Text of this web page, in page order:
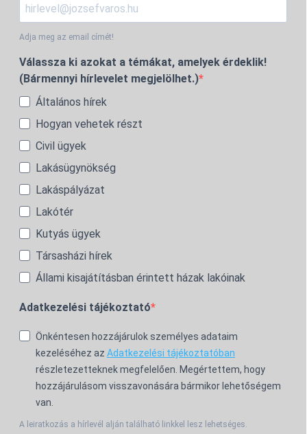
Adja meg az email címét!
Válassza ki azokat a témákat, amelyek érdeklik!
(Bármennyi hírlevelet megjelölhet.)
Általános hírek
Hogyan vehetek részt
Civil ügyek
Lakásügynökség
Lakáspályázat
Lakótér
Kutyás ügyek
Társasházi hírek
Állami kisajátításban érintett házak lakóinak
Adatkezelési tájékoztató
Önkéntesen hozzájárulok személyes adataim
kezeléséhez az Adatkezelési tájékoztatóban
részletezetteknek megfelelően. Megértettem, hogy
hozzájárulásom visszavonására bármikor lehetőségem
van.
A leiratkozás a hírlevél alján található linkkel lesz lehetséges.